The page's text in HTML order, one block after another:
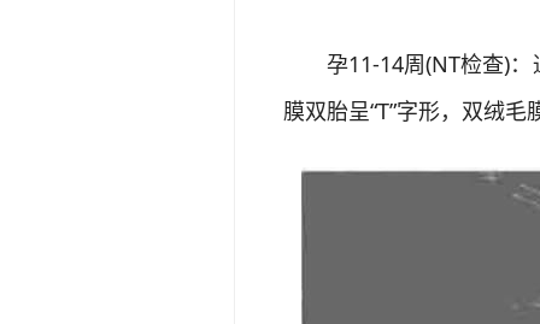
孕11-14周(NT检查)：
膜双胎呈“T”字形，双绒毛